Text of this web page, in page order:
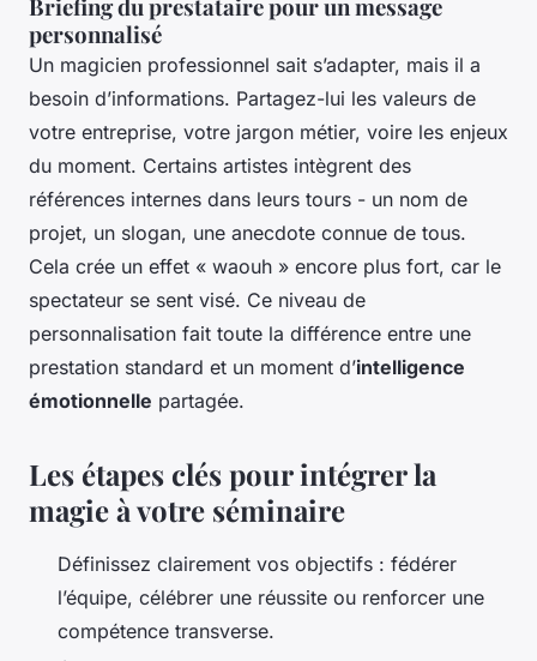
Briefing du prestataire pour un message
personnalisé
Un magicien professionnel sait s’adapter, mais il a
besoin d’informations. Partagez-lui les valeurs de
votre entreprise, votre jargon métier, voire les enjeux
du moment. Certains artistes intègrent des
références internes dans leurs tours - un nom de
projet, un slogan, une anecdote connue de tous.
Cela crée un effet « waouh » encore plus fort, car le
spectateur se sent visé. Ce niveau de
personnalisation fait toute la différence entre une
prestation standard et un moment d’intelligence
émotionnelle partagée.
Les étapes clés pour intégrer la
magie à votre séminaire
Définissez clairement vos objectifs : fédérer
l’équipe, célébrer une réussite ou renforcer une
compétence transverse.